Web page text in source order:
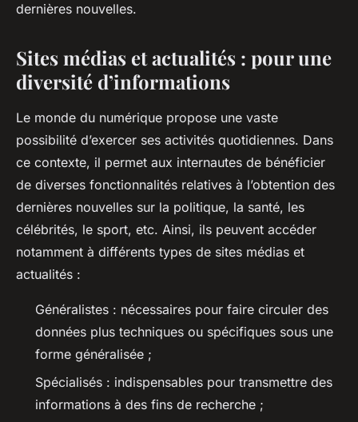
dernières nouvelles.
Sites médias et actualités : pour une
diversité d’informations
Le monde du numérique propose une vaste
possibilité d’exercer ses activités quotidiennes. Dans
ce contexte, il permet aux internautes de bénéficier
de diverses fonctionnalités relatives à l’obtention des
dernières nouvelles sur la politique, la santé, les
célébrités, le sport, etc. Ainsi, ils peuvent accéder
notamment à différents types de sites médias et
actualités :
Généralistes : nécessaires pour faire circuler des
données plus techniques ou spécifiques sous une
forme généralisée ;
Spécialisés : indispensables pour transmettre des
informations à des fins de recherche ;